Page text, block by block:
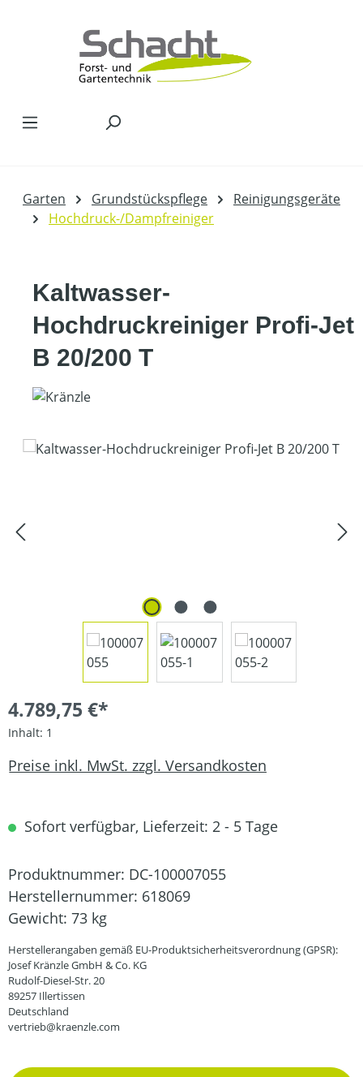
Garten Grundstückspflege
Reinigungsgeräte
Hochdruck-/Dampfreiniger
Kaltwasser-
Hochdruckreiniger Profi-Jet
B 20/200 T
Bildergalerie überspringen
4.789,75 €*
Inhalt: 1
Preise inkl. MwSt. zzgl. Versandkosten
Sofort verfügbar, Lieferzeit: 2 - 5 Tage
Produktnummer: DC-100007055
Herstellernummer: 618069
Gewicht: 73 kg
Herstellerangaben gemäß EU-Produktsicherheitsverordnung (GPSR):
Josef Kränzle GmbH & Co. KG
Rudolf-Diesel-Str. 20
89257 Illertissen
Deutschland
vertrieb@kraenzle.com